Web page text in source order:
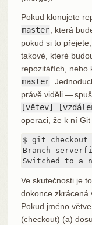
Pokud klonujete
master, která
pokud si to
takové, které
repozitářích, nebo
master.
právě viděli —
[větev]
operaci, že k ní
$ git
Branch
Switched to a
Ve skutečnosti je
dokonce zkrácená
Pokud jméno
(checkout) (a)